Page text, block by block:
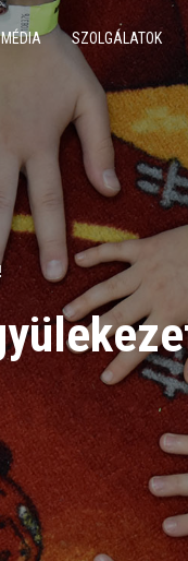
MÉDIA SZOLGÁLATOK